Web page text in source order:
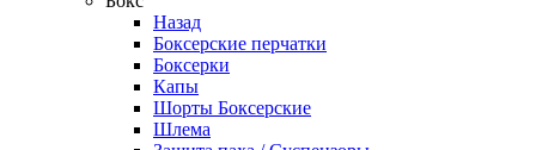
Назад
Боксерские перчатки
Боксерки
Капы
Шорты Боксерские
Шлема